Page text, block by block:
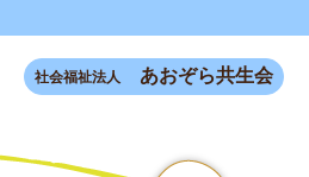
社会福祉法人 あおぞら共生会